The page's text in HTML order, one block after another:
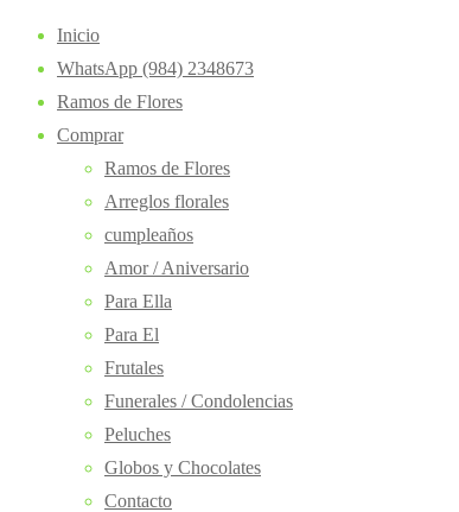
Inicio
WhatsApp (984) 2348673
Ramos de Flores
Comprar
Ramos de Flores
Arreglos florales
cumpleaños
Amor / Aniversario
Para Ella
Para El
Frutales
Funerales / Condolencias
Peluches
Globos y Chocolates
Contacto